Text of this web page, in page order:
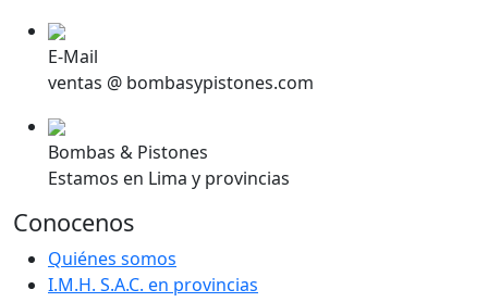
E-Mail
ventas @ bombasypistones.com
Bombas & Pistones
Estamos en Lima y provincias
Conocenos
Quiénes somos
I.M.H. S.A.C. en provincias